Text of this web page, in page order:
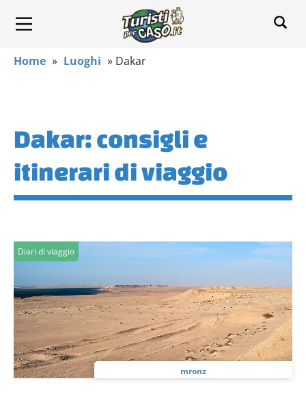
Home » Luoghi » Dakar
Dakar: consigli e
itinerari di viaggio
Diari di viaggio
mronz